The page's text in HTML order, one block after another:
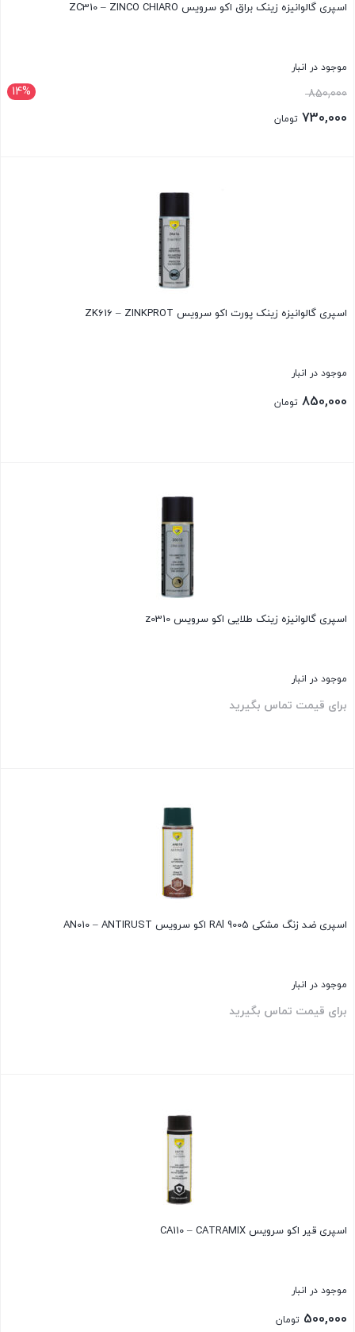
اسپری گالوانیزه زینک براق اکو سرویس ZC310 – ZINCO CHIARO
موجود در انبار
14% 850,000قیمت
اصلی:730,000 تومان
اسپری گالوانیزه زینک پورت اکو سرویس ZK616 – ZINKPROT
موجود در انبار
850,000 تومان
اسپری گالوانیزه زینک طلایی اکو سرویس z0310
موجود در انبار
برای قیمت تماس بگیرید
اسپری ضد زنگ مشکی RAl 9005 اکو سرویس AN010 – ANTIRUST
موجود در انبار
برای قیمت تماس بگیرید
اسپری قیر اکو سرویس CA110 – CATRAMIX
موجود در انبار
500,000 تومان